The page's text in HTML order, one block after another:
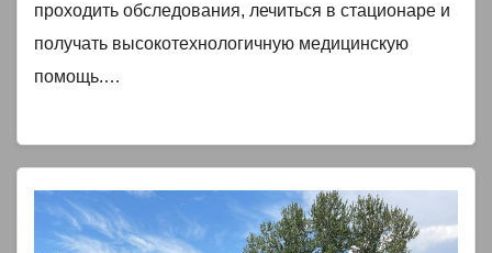
проходить обследования, лечиться в стационаре и
получать высокотехнологичную медицинскую
помощь.…